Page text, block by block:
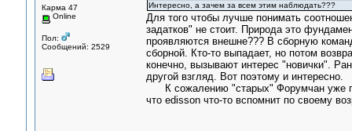
Карма 47
Online
Пол:
Сообщений: 2529
Интересно, а зачем за всем этим наблюдать???
Для того чтобы лучше понимать
задатков" не стоит. Природа это
проявляются внешне??? В сборную
сборной. Кто-то выпадает, но потом
конечно, вызывают интерес "новички".
другой взгляд. Вот поэтому и интересно.
К сожалению "старых" Форумчан уже
что edisson что-то вспомнит по своему